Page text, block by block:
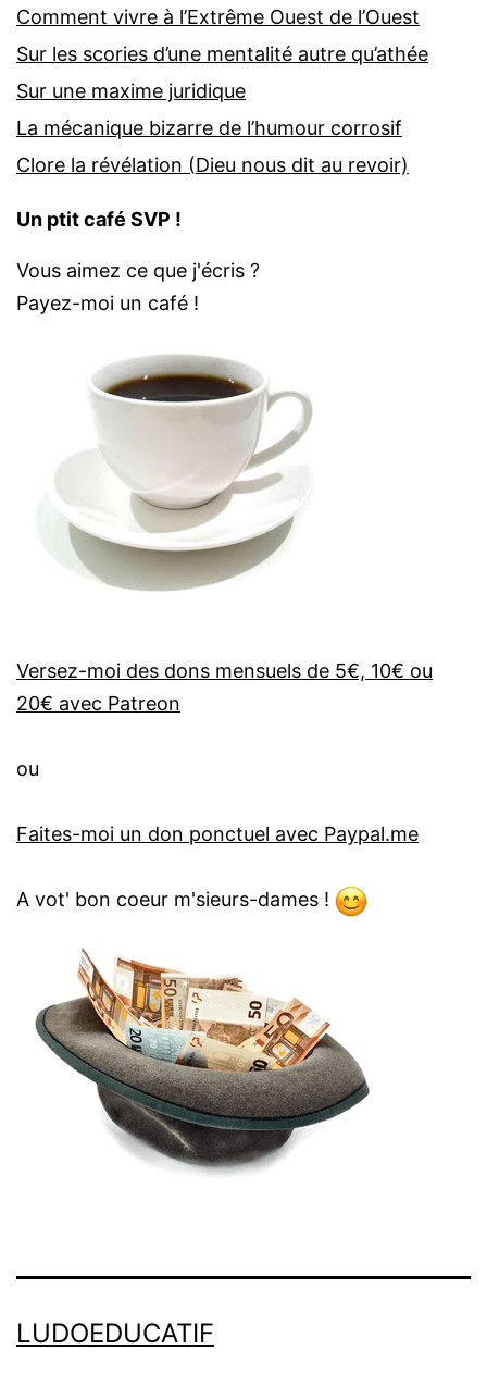
Comment vivre à l’Extrême Ouest de l’Ouest
Sur les scories d’une mentalité autre qu’athée
Sur une maxime juridique
La mécanique bizarre de l’humour corrosif
Clore la révélation (Dieu nous dit au revoir)
Un ptit café SVP !
Vous aimez ce que j'écris ?
Payez-moi un café !
Versez-moi des dons mensuels de 5€, 10€ ou
20€ avec Patreon
ou
Faites-moi un don ponctuel avec Paypal.me
A vot' bon coeur m'sieurs-dames !
LUDOEDUCATIF